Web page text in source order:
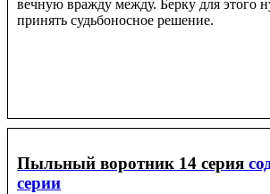
вечную вражду между. Берку для этого
принять судьбоносное решение.
Пыльный воротник 14 серия
серии